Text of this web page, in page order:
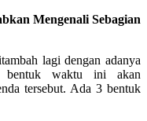
Mengenali Sebagian
lagi dengan adanya
bentuk waktu ini akan
tersebut. Ada 3 bentuk